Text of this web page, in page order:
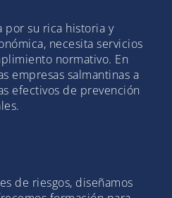
por su rica historia y
necesita servicios
normativo. En
empresas salmantinas a
efectivos de prevención
de riesgos, diseñamos